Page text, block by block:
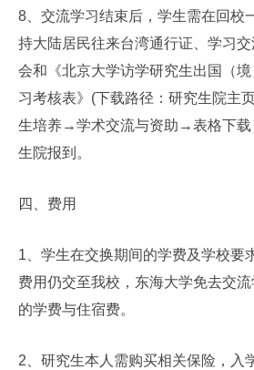
8 、交流学习结束后，学生需在回校
持大陆居民往来台湾通行证、学习
会和《北京大学访学研究生出国（
习考核表》 (下载路径：研究生院主
生培养→学术交流与资助 →表格下
生院报到。
四、费用
1 、学生在交换期间的学费及学校要
费用仍交至我校，东海大学免去交流
的学费与住宿费。
2 、研究生本人需购买相关保险，入